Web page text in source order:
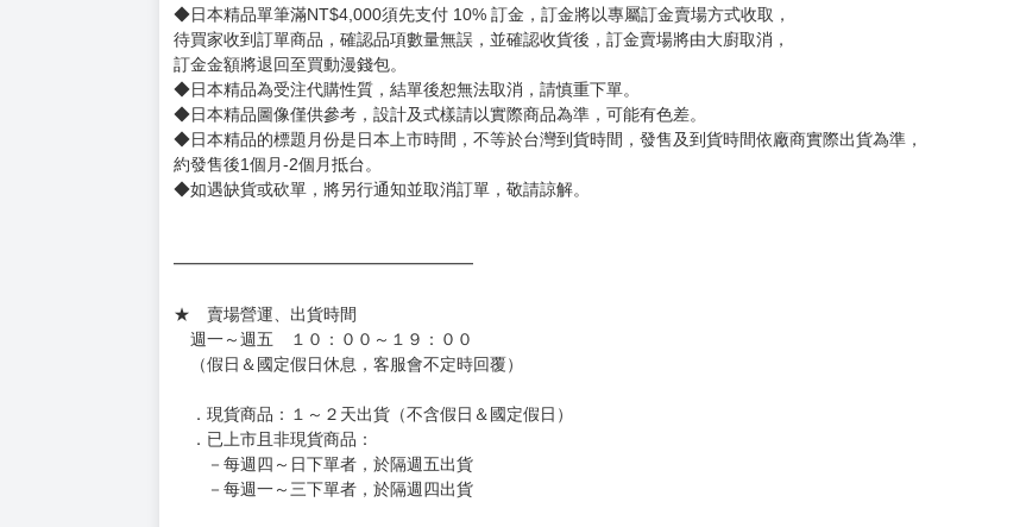
◆日本精品單筆滿NT$4,000須先支付 10% 訂金，訂金將以專屬訂金賣場方式收取，
待買家收到訂單商品，確認品項數量無誤，並確認收貨後，訂金賣場將由大廚取消，
訂金金額將退回至買動漫錢包。
◆日本精品為受注代購性質，結單後恕無法取消，請慎重下單。
◆日本精品圖像僅供參考，設計及式樣請以實際商品為準，可能有色差。
◆日本精品的標題月份是日本上市時間，不等於台灣到貨時間，發售及到貨時間依廠商實際出貨為準，
約發售後1個月-2個月抵台。
◆如遇缺貨或砍單，將另行通知並取消訂單，敬請諒解。
━━━━━━━━━━━━━━━━━━
★ 賣場營運、出貨時間
週一～週五 １０：００～１９：００
（假日＆國定假日休息，客服會不定時回覆）
．現貨商品：１～２天出貨（不含假日＆國定假日）
．已上市且非現貨商品：
－每週四～日下單者，於隔週五出貨
－每週一～三下單者，於隔週四出貨